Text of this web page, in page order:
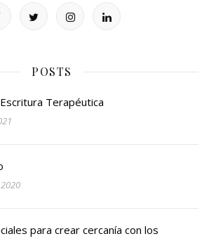
POSTS
Terapéutica
para crear cercanía con los